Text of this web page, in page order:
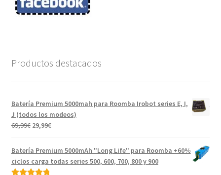
Productos destacados
Batería Premium 5000mah para Roomba Irobot series E, I,
J (todos los modeos)
69,99€ El
original
69,99€.
29,99€El
actual
es:
Batería Premium 5000mAh "Long Life" para Roomba +60%
ciclos carga todas series 500, 600, 700, 800 y 900